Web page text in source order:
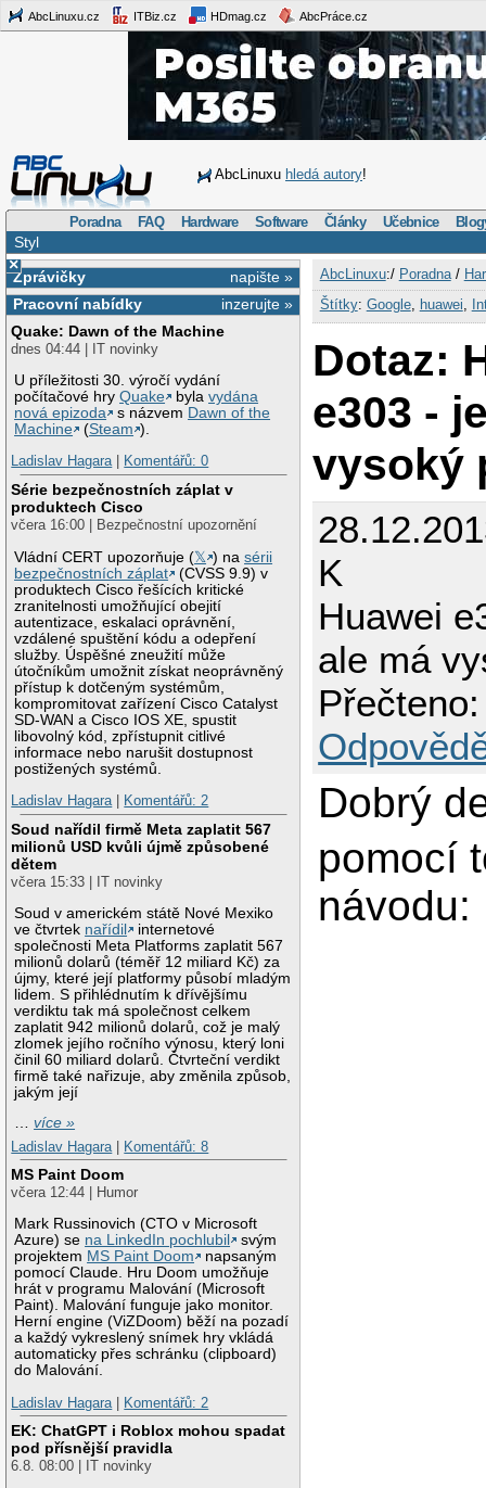
AbcLinuxu.cz ITBiz.cz HDmag.cz AbcPráce.cz
AbcLinuxu hledá autory!
Poradna FAQ Hardware Software Články Učebnice
Styl
×
napište »
Zprávičky
inzerujte »
Pracovní nabídky
Quake: Dawn of the Machine
dnes 04:44 | IT novinky
U příležitosti 30. výročí vydání
počítačové hryQuake bylavydána
nová epizoda
s názvem Dawn of the
Machine
(Steam ).
Ladislav Hagara| Komentářů: 0
Série bezpečnostních záplat v
produktech Cisco
včera 16:00 | Bezpečnostní upozornění
Vládní CERT upozorňuje (𝕏 ) nasérii
bezpečnostních záplat
(CVSS 9.9) v
produktech Cisco řešících kritické
zranitelnosti umožňující obejití
autentizace, eskalaci oprávnění,
vzdálené spuštění kódu a odepření
služby. Úspěšné zneužití může
útočníkům umožnit získat neoprávněný
přístup k dotčeným systémům,
kompromitovat zařízení Cisco Catalyst
SD-WAN a Cisco IOS XE, spustit
libovolný kód, zpřístupnit citlivé
informace nebo narušit dostupnost
postižených systémů.
Ladislav Hagara| Komentářů: 2
Soud nařídil firmě Meta zaplatit 567
milionů USD kvůli újmě způsobené
dětem
včera 15:33 | IT novinky
Soud v americkém státě Nové Mexiko
ve čtvrtek nařídil
internetové
společnosti Meta Platforms zaplatit 567
milionů dolarů (téměř 12 miliard Kč) za
újmy, které její platformy působí mladým
lidem. S přihlédnutím k dřívějšímu
verdiktu tak má společnost celkem
zaplatit 942 milionů dolarů, což je malý
zlomek jejího ročního výnosu, který loni
činil 60 miliard dolarů. Čtvrteční verdikt
firmě také nařizuje, aby změnila způsob,
jakým její
…více »
Ladislav Hagara
Komentářů: 8
MS Paint Doom
včera 12:44 | Humor
Mark Russinovich (CTO v Microsoft
Azure) se na LinkedIn pochlubil
svým
projektem MS Paint Doom
napsaným
pomocí Claude. Hru Doom umožňuje
hrát v programu Malování (Microsoft
Paint). Malování funguje jako monitor.
Herní engine (ViZDoom) běží na pozadí
a každý vykreslený snímek hry vkládá
automaticky přes schránku (clipboard)
do Malování.
Ladislav Hagara
Komentářů: 2
EK: ChatGPT i Roblox mohou spadat
pod přísnější pravidla
6.8. 08:00 | IT novinky
AbcLinuxu:/ Poradna/
Štítky: Google, huawei
Dotaz:
e303 -
vysoký
K
Huawei
ale má
Dobrý
pomocí
návodu: